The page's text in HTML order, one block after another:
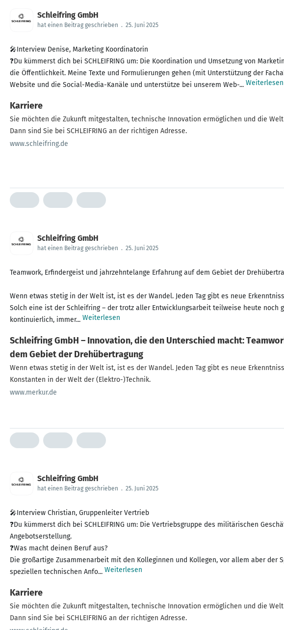
Schleifring GmbH
hat einen Beitrag geschrieben . 25. Juni 2025
🎤Interview Denise, Marketing Koordinatorin
❓Du kümmerst dich bei SCHLEIFRING um: Die Koordination und Umsetzung von
die Öffentlichkeit. Meine Texte und Formulierungen gehen (mit Unterstützung der
Website und die Social-Media-Kanäle und unterstütze bei unserem Web-... Weiterlesen
Karriere
Sie möchten die Zukunft mitgestalten, technische Innovation ermöglichen und die
Dann sind Sie bei SCHLEIFRING an der richtigen Adresse.
www.schleifring.de
Schleifring GmbH
hat einen Beitrag geschrieben . 25. Juni 2025
Teamwork, Erfindergeist und jahrzehntelange Erfahrung auf dem Gebiet der
Wenn etwas stetig in der Welt ist, ist es der Wandel. Jeden Tag gibt es neue
Solch eine ist der Schleifring – der trotz aller Entwicklungsarbeit teilweise heute noch
kontinuierlich, immer... Weiterlesen
Schleifring GmbH – Innovation, die den Unterschied macht:
dem Gebiet der Drehübertragung
Wenn etwas stetig in der Welt ist, ist es der Wandel. Jeden Tag gibt es neue
Konstanten in der Welt der (Elektro-)Technik.
www.merkur.de
Schleifring GmbH
hat einen Beitrag geschrieben . 25. Juni 2025
🎤Interview Christian, Gruppenleiter Vertrieb
❓Du kümmerst dich bei SCHLEIFRING um: Die Vertriebsgruppe des militärischen
Angebotserstellung.
❓Was macht deinen Beruf aus?
Die großartige Zusammenarbeit mit den Kolleginnen und Kollegen, vor allem aber
speziellen technischen Anfo... Weiterlesen
Karriere
Sie möchten die Zukunft mitgestalten, technische Innovation ermöglichen und die
Dann sind Sie bei SCHLEIFRING an der richtigen Adresse.